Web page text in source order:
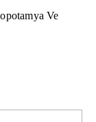
Ve